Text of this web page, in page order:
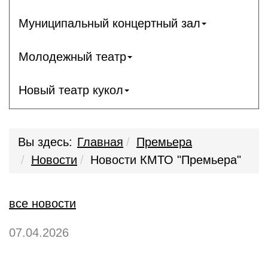
Муниципальный концертный зал
Молодежный театр
Новый театр кукол
Вы здесь: Главная
Премьера
Новости
Новости КМТО "Премьера"
все новости
07.04.2026